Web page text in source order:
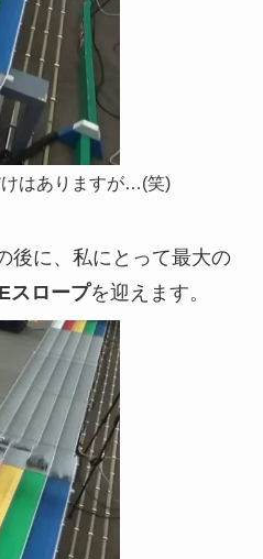
はありますが…(笑)
後に、私にとって最大の
スロープを迎えます。